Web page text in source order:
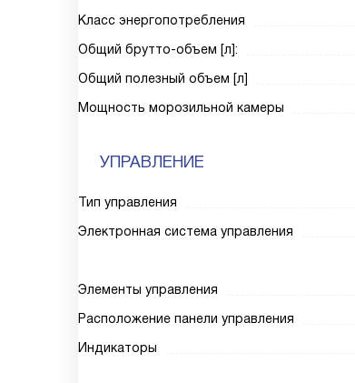
Класс энергопотребления
Общий брутто-объем [л]:
Общий полезный объем [л]
Мощность морозильной камеры
УПРАВЛЕНИЕ
Тип управления
Электронная система управления
Элементы управления
Расположение панели управления
Индикаторы